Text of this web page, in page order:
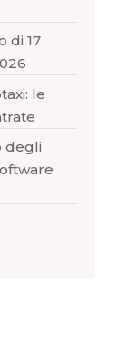
di 17
le
degli